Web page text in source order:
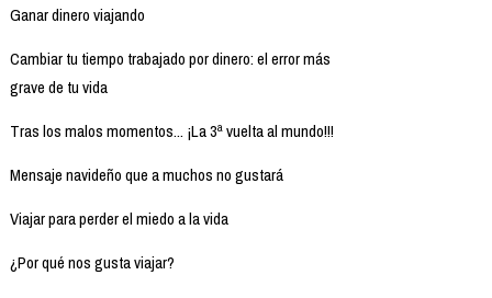
Ganar dinero viajando
Cambiar tu tiempo trabajado por dinero: el error más
grave de tu vida
Tras los malos momentos... ¡La 3ª vuelta al mundo!!!
Mensaje navideño que a muchos no gustará
Viajar para perder el miedo a la vida
¿Por qué nos gusta viajar?